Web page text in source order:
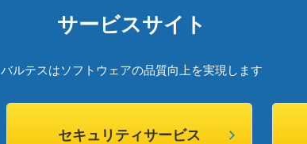
サービスサイト
バルテスはソフトウェアの品質向上を実現します
セキュリティサービス